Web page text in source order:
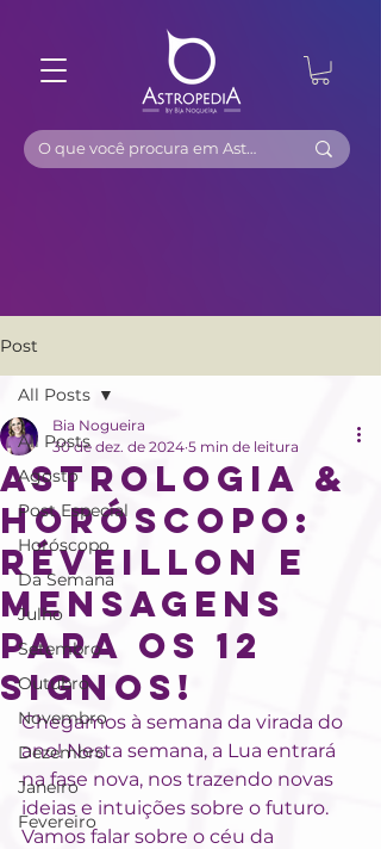
Post
All Posts
Agosto
Post Especial
Horóscopo
Da Semana
Julho
Setembro
Outubro
Novembro
Dezembro
Janeiro
Fevereiro
All Posts
Astrologia &
Horóscopo:
Réveillon e
Mensagens
para os 12
signos!
Bia Nogueira
30 de dez. de 2024 5 min de leitura
Chegamos à semana da virada do
ano! Nesta semana, a Lua entrará
na fase nova, nos trazendo novas
ideias e intuições sobre o futuro.
Vamos falar sobre o céu da